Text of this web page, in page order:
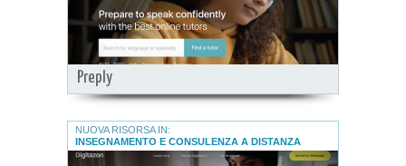
Preply
NUOVA RISORSA IN:
INSEGNAMENTO E CONSULENZA A DISTANZA